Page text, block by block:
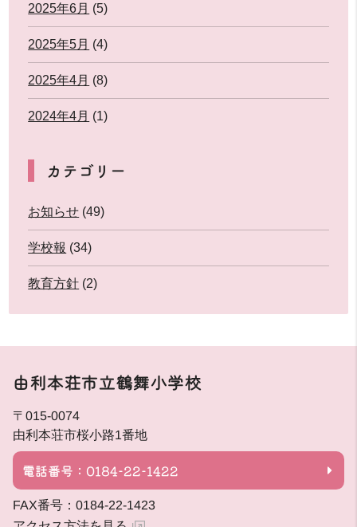
2025年6月 (5)
2025年5月 (4)
2025年4月 (8)
2024年4月 (1)
カテゴリー
お知らせ (49)
学校報 (34)
教育方針 (2)
由利本荘市立鶴舞小学校
〒015-0074
由利本荘市桜小路1番地
電話番号：0184-22-1422
FAX番号：0184-22-1423